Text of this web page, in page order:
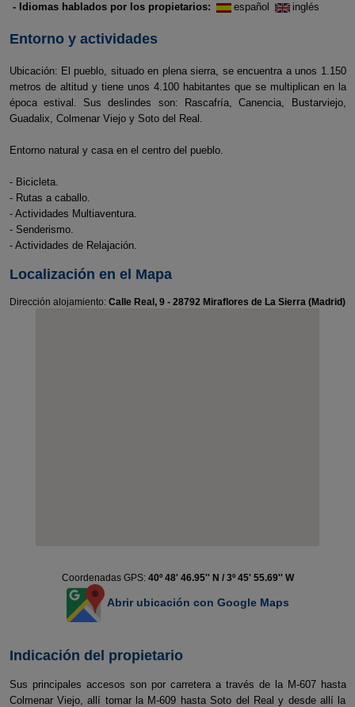
- Idiomas hablados por los propietarios: español inglés
Entorno y actividades
Ubicación: El pueblo, situado en plena sierra, se encuentra a unos 1.150
metros de altitud y tiene unos 4.100 habitantes que se multiplican en la
época estival. Sus deslindes son: Rascafría, Canencia, Bustarviejo,
Guadalix, Colmenar Viejo y Soto del Real.
Entorno natural y casa en el centro del pueblo.
- Bicicleta.
- Rutas a caballo.
- Actividades Multiaventura.
- Senderismo.
- Actividades de Relajación.
Localización en el Mapa
Dirección alojamiento: Calle Real, 9 - 28792 Miraflores de La Sierra (Madrid)
Coordenadas GPS: 40º 48' 46.95'' N / 3º 45' 55.69'' W
Abrir ubicación con Google Maps
Indicación del propietario
Sus principales accesos son por carretera a través de la M-607 hasta
Colmenar Viejo, allí tomar la M-609 hasta Soto del Real y desde allí la